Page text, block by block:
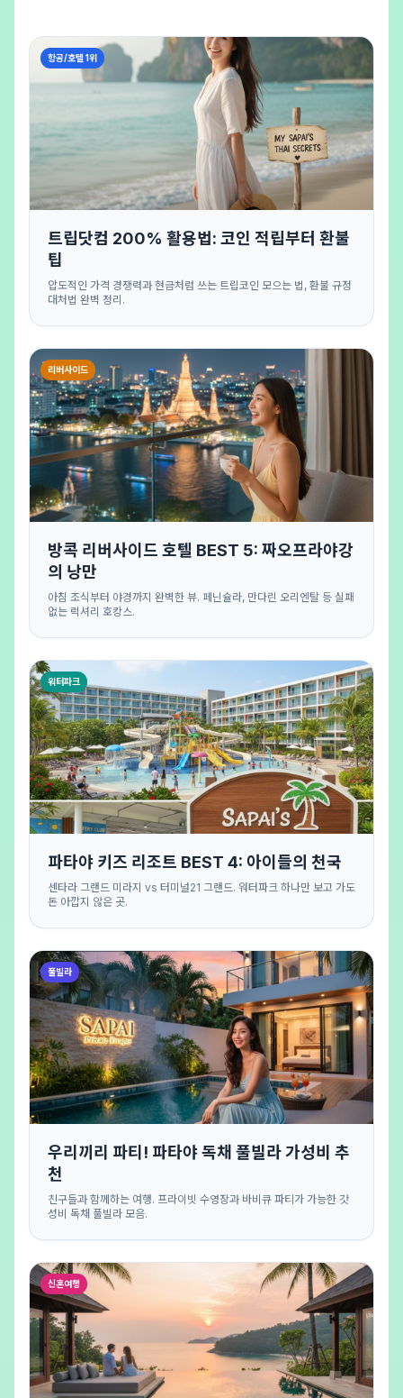
항공/호텔 1위
트립닷컴 200% 활용법: 코인 적립부터 환불
팁
압도적인 가격 경쟁력과 현금처럼 쓰는 트립코인 모으는 법, 환불 규정
대처법 완벽 정리.
리버사이드
방콕 리버사이드 호텔 BEST 5: 짜오프라야강
의 낭만
아침 조식부터 야경까지 완벽한 뷰. 페닌슐라, 만다린 오리엔탈 등 실패
없는 럭셔리 호캉스.
워터파크
파타야 키즈 리조트 BEST 4: 아이들의 천국
센타라 그랜드 미라지 vs 터미널21 그랜드. 워터파크 하나만 보고 가도
돈 아깝지 않은 곳.
풀빌라
우리끼리 파티! 파타야 독채 풀빌라 가성비 추
천
친구들과 함께하는 여행. 프라이빗 수영장과 바비큐 파티가 가능한 갓
성비 독채 풀빌라 모음.
신혼여행